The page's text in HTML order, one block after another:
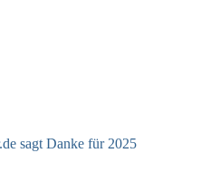
sagt Danke für 2025